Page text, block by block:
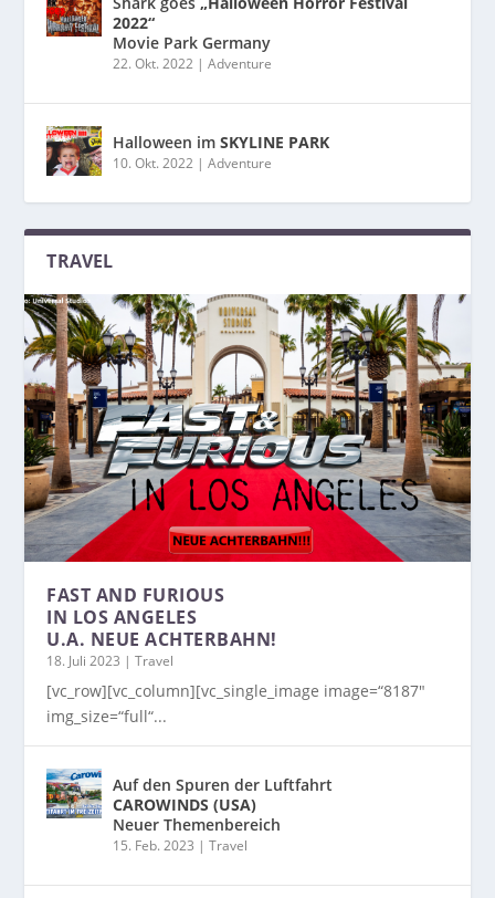
2022“
Movie Park Germany
22. Okt. 2022 |Adventure
Halloween imSKYLINE PARK
10. Okt. 2022 |Adventure
TRAVEL
FAST AND FURIOUS
IN LOS ANGELES
U.A. NEUE ACHTERBAHN!
18. Juli 2023 |Travel
[vc_row][vc_column][vc_single_image image=“8187″
img_size=“full“...
Auf den Spuren der Luftfahrt
CAROWINDS (USA)
Neuer Themenbereich
15. Feb. 2023 |Travel